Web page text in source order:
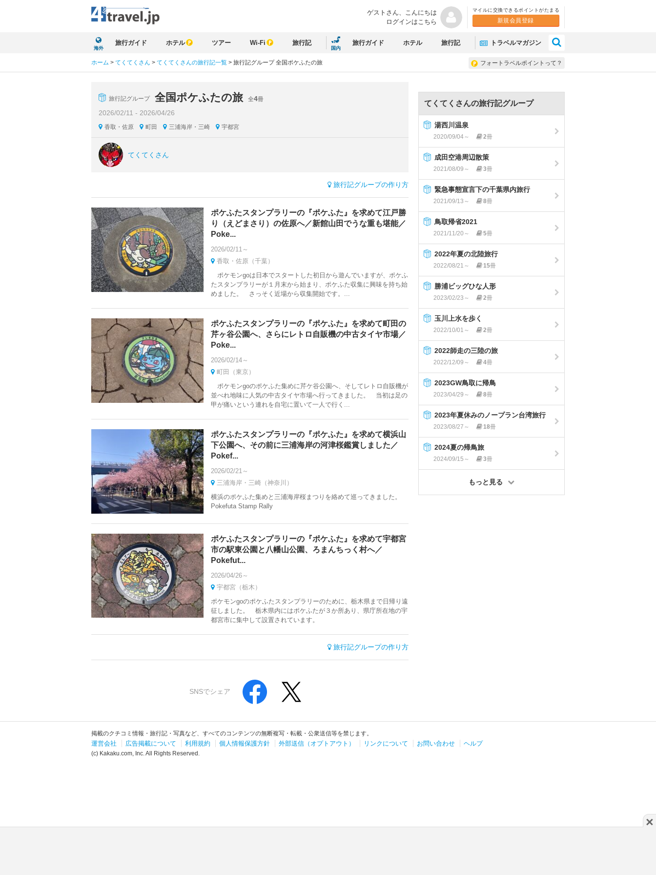
ゲストさん、 こんにちは
ログインはこちら
マイルに交換できるポイントがたまる
新規会員登録
海外
旅行ガイド ホテル ツアー Wi-Fi 旅行記
国内
旅行ガイド ホテル 旅行記 トラベルマガジン
フォートラベルポイントって？
ホーム > てくてくさん > てくてくさんの旅行記一覧 > 旅行記グループ 全国ポケふたの旅
旅行記グループ 全国ポケふたの旅 全4冊
2026/02/11 - 2026/04/26
香取・佐原 町田 三浦海岸・三崎 宇都宮
てくてくさん
旅行記グループの作り方
ポケふたスタンプラリーの『ポケふた』を求めて江戸勝
り（えどまさり）の佐原へ／新館山田でうな重も堪能／
Poke...
2026/02/11～
香取・佐原（千葉）
ポケモンgoは日本でスタートした初日から遊んでいますが、ポケふ
たスタンプラリーが１月末から始まり、ポケふた収集に興味を持ち始
めました。 さっそく近場から収集開始です。...
ポケふたスタンプラリーの『ポケふた』を求めて町田の
芹ヶ谷公園へ、さらにレトロ自販機の中古タイヤ市場／
Poke...
2026/02/14～
町田（東京）
ポケモンgoのポケふた集めに芹ケ谷公園へ、そしてレトロ自販機が
並べれ地味に人気の中古タイヤ市場へ行ってきました。 当初は足の
甲が痛いという連れを自宅に置いて一人で行く...
ポケふたスタンプラリーの『ポケふた』を求めて横浜山
下公園へ、その前に三浦海岸の河津桜鑑賞しました／
Pokef...
2026/02/21～
三浦海岸・三崎（神奈川）
横浜のポケふた集めと三浦海岸桜まつりを絡めて巡ってきました。
Pokefuta Stamp Rally
ポケふたスタンプラリーの『ポケふた』を求めて宇都宮
市の駅東公園と八幡山公園、ろまんちっく村へ／
Pokefut...
2026/04/26～
宇都宮（栃木）
ポケモンgoのポケふたスタンプラリーのために、栃木県まで日帰り遠
征しました。 栃木県内にはポケふたが３か所あり、県庁所在地の宇
都宮市に集中して設置されています。
旅行記グループの作り方
SNSでシェア
てくてくさんの旅行記グループ
湯西川温泉
2020/09/04～ 2冊
成田空港周辺散策
2021/08/09～ 3冊
緊急事態宣言下の千葉県内旅行
2021/09/13～ 8冊
鳥取帰省2021
2021/11/20～ 5冊
2022年夏の北陸旅行
2022/08/21～ 15冊
勝浦ビッグひな人形
2023/02/23～ 2冊
玉川上水を歩く
2022/10/01～ 2冊
2022師走の三陸の旅
2022/12/09～ 4冊
2023GW鳥取に帰鳥
2023/04/29～ 8冊
2023年夏休みのノープラン台湾旅行
2023/08/27～ 18冊
2024夏の帰鳥旅
2024/09/15～ 3冊
もっと見る
×
掲載のクチコミ情報・旅行記・写真など、すべてのコンテンツの無断複写・転載・公衆送信等を禁じます。
運営会社 広告掲載について 利用規約 個人情報保護方針 外部送信（オプトアウト） リンクについて お問い合わせ ヘルプ
(c) Kakaku.com, Inc. All Rights Reserved.